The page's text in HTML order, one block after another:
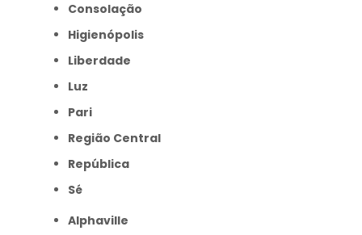
Consolação
Higienópolis
Liberdade
Luz
Pari
Região Central
República
Sé
Alphaville